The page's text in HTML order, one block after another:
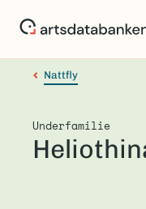
Nattfly
Underfamilie